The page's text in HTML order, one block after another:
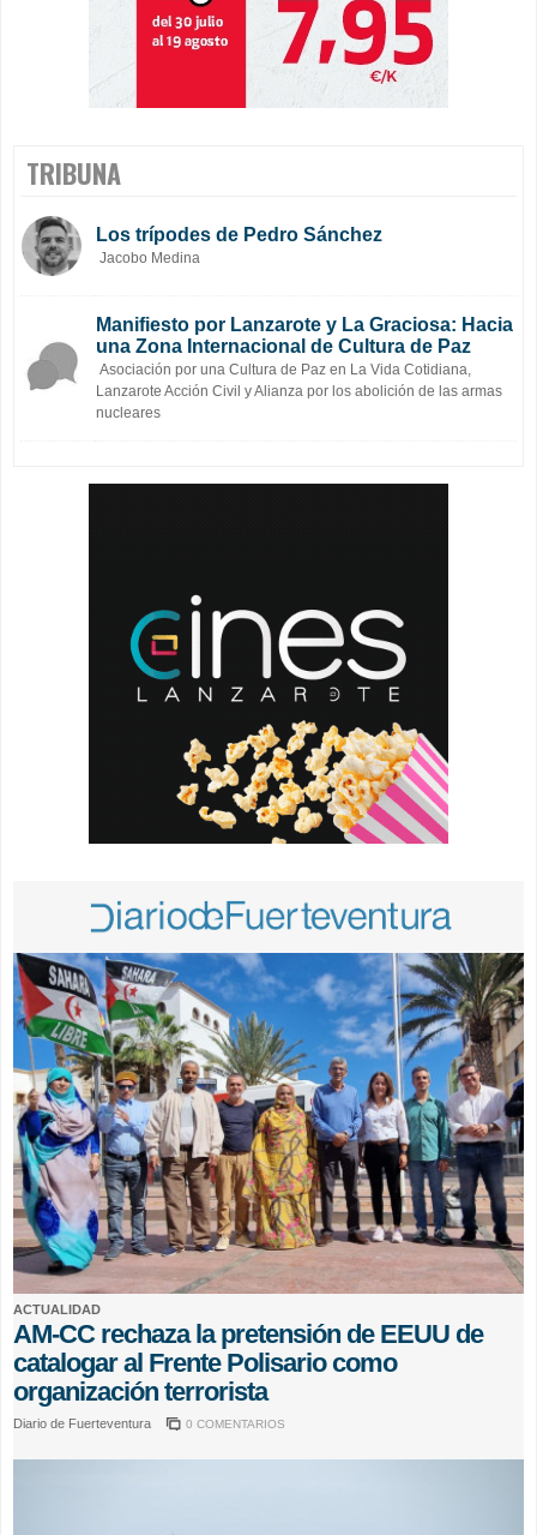
TRIBUNA
Los trípodes de Pedro Sánchez
Jacobo Medina
Manifiesto por Lanzarote y La Graciosa: Hacia
una Zona Internacional de Cultura de Paz
Asociación por una Cultura de Paz en La Vida Cotidiana,
Lanzarote Acción Civil y Alianza por los abolición de las armas
nucleares
ACTUALIDAD
AM-CC rechaza la pretensión de EEUU de
catalogar al Frente Polisario como
organización terrorista
Diario de Fuerteventura 0 COMENTARIOS